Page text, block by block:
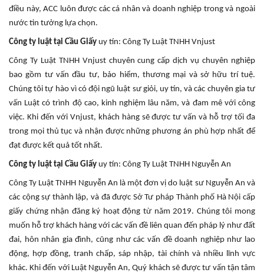
điều này, ACC luôn được các cá nhân và doanh nghiệp trong và ngoài
nước tin tưởng lựa chọn.
Công ty luật tại Cầu Giấy uy tín: Công Ty Luật TNHH Vnjust
Công Ty Luật TNHH Vnjust chuyên cung cấp dịch vụ chuyên nghiệp
bao gồm tư vấn đầu tư, bảo hiểm, thương mại và sở hữu trí tuệ.
Chúng tôi tự hào vì có đội ngũ luật sư giỏi, uy tín, và các chuyên gia tư
vấn Luật có trình độ cao, kinh nghiệm lâu năm, và đam mê với công
việc. Khi đến với Vnjust, khách hàng sẽ được tư vấn và hỗ trợ tối đa
trong mọi thủ tục và nhận được những phương án phù hợp nhất để
đạt được kết quả tốt nhất.
Công ty luật tại Cầu Giấy uy tín: Công Ty Luật TNHH Nguyễn An
Công Ty Luật TNHH Nguyễn An là một đơn vị do luật sư Nguyễn An và
các cộng sự thành lập, và đã được Sở Tư pháp Thành phố Hà Nội cấp
giấy chứng nhận đăng ký hoạt động từ năm 2019. Chúng tôi mong
muốn hỗ trợ khách hàng với các vấn đề liên quan đến pháp lý như đất
đai, hôn nhân gia đình, cũng như các vấn đề doanh nghiệp như lao
động, hợp đồng, tranh chấp, sáp nhập, tài chính và nhiều lĩnh vực
khác. Khi đến với Luật Nguyễn An, Quý khách sẽ được tư vấn tận tâm